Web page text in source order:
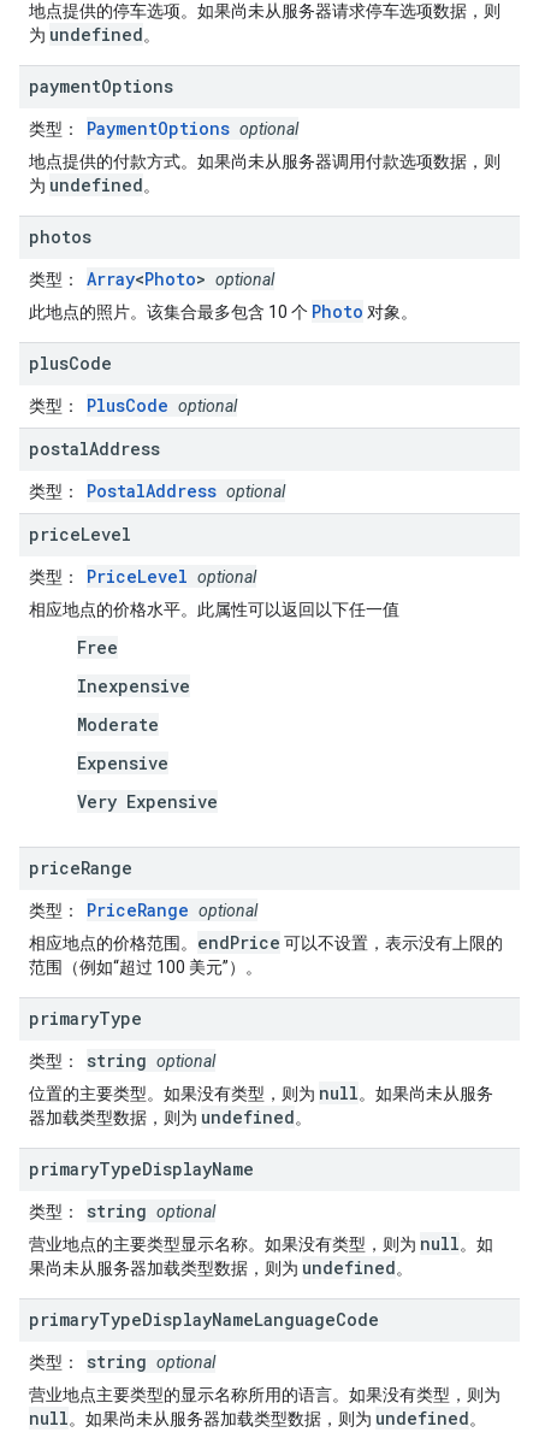
地点提供的停车选项。如果尚未从服务器请求停车选项数据，则
为 undefined。
paymentOptions
类型 ： PaymentOptions optional
地点提供的付款方式。如果尚未从服务器调用付款选项数据，则
为 undefined。
photos
类型 ： Array<Photo> optional
此地点的照片。该集合最多包含 10 个 Photo 对象。
plusCode
类型 ： PlusCode optional
postalAddress
类型 ： PostalAddress optional
priceLevel
类型 ： PriceLevel optional
相应地点的价格水平。此属性可以返回以下任一值
Free
Inexpensive
Moderate
Expensive
Very Expensive
priceRange
类型 ： PriceRange optional
相应地点的价格范围。 endPrice 可以不设置，表示没有上限的
范围（例如“超过 100 美元”）。
primaryType
类型 ： string optional
位置的主要类型。如果没有类型，则为 null。如果尚未从服务
器加载类型数据，则为 undefined。
primaryTypeDisplayName
类型 ： string optional
营业地点的主要类型显示名称。如果没有类型，则为 null。如
果尚未从服务器加载类型数据，则为 undefined。
primaryTypeDisplayNameLanguageCode
类型 ： string optional
营业地点主要类型的显示名称所用的语言。如果没有类型，则为
null。如果尚未从服务器加载类型数据，则为 undefined。